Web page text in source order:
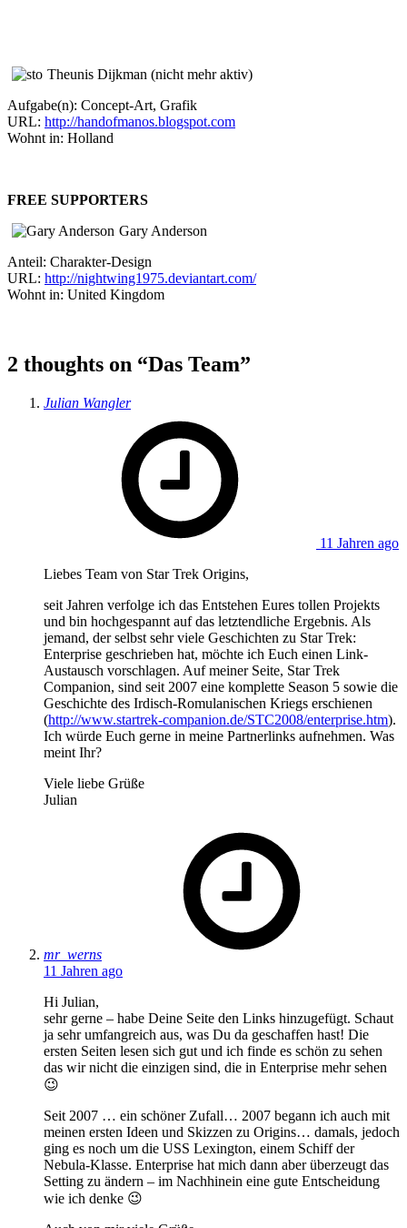
Theunis Dijkman (nicht mehr aktiv)
Aufgabe(n): Concept-Art, Grafik
URL: http://handofmanos.blogspot.com
Wohnt in: Holland
FREE SUPPORTERS
Gary Anderson
Anteil: Charakter-Design
URL: http://nightwing1975.deviantart.com/
Wohnt in: United Kingdom
2 thoughts on “Das Team”
Julian Wanglersays:
11 Jahren ago
Liebes Team von Star Trek Origins,
seit Jahren verfolge ich das Entstehen Eures tollen Projekts
und bin hochgespannt auf das letztendliche Ergebnis. Als
jemand, der selbst sehr viele Geschichten zu Star Trek:
Enterprise geschrieben hat, möchte ich Euch einen Link-
Austausch vorschlagen. Auf meiner Seite, Star Trek
Companion, sind seit 2007 eine komplette Season 5 sowie die
Geschichte des Irdisch-Romulanischen Kriegs erschienen
(http://www.startrek-companion.de/STC2008/enterprise.htm).
Ich würde Euch gerne in meine Partnerlinks aufnehmen. Was
meint Ihr?
Viele liebe Grüße
Julian
mr_werns
11 Jahren ago
Hi Julian,
sehr gerne – habe Deine Seite den Links hinzugefügt. Schaut
ja sehr umfangreich aus, was Du da geschaffen hast! Die
ersten Seiten lesen sich gut und ich finde es schön zu sehen
das wir nicht die einzigen sind, die in Enterprise mehr sehen
😉
Seit 2007 … ein schöner Zufall… 2007 begann ich auch mit
meinen ersten Ideen und Skizzen zu Origins… damals, jedoch
ging es noch um die USS Lexington, einem Schiff der
Nebula-Klasse. Enterprise hat mich dann aber überzeugt das
Setting zu ändern – im Nachhinein eine gute Entscheidung
wie ich denke 😉